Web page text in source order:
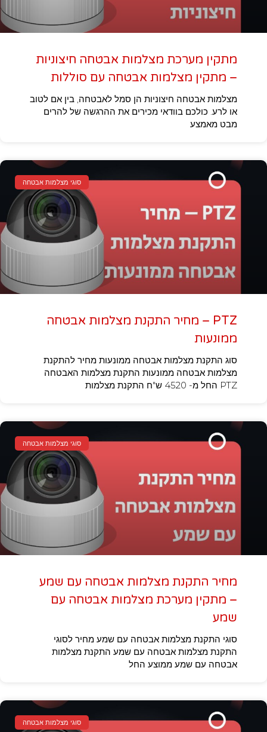
מתקין מערכת מצלמות אבטחה חיצוניות
– מתקין מצלמות אבטחה עם סוללות
מצלמות אבטחה חיצוניות הן סמל לאבטחה, בין אם לטוב
או לרע. כולכם בוודאי מכירים את ההרגשה של להרים
מבט מאמצע
סוגי מצלמות אבטחה
PTZ – מחיר התקנת מצלמות אבטחה
ממונעות
סוג התקנת מצלמות אבטחה ממונעות מחיר להתקנת
מצלמות אבטחה ממונעות התקנת מצלמות האבטחה
PTZ החל מ- 4520 ש"ח התקנת מצלמות
סוגי מצלמות אבטחה
מחיר התקנת מצלמות אבטחה עם שמע
– מתקין מערכת מצלמות אבטחה עם
שמע
סוגי התקנת מצלמות אבטחה עם שמע מחיר לסוגי
התקנת מצלמות אבטחה עם שמע התקנת מצלמות
אבטחה עם שמע ממוצע החל
סוגי מצלמות אבטחה